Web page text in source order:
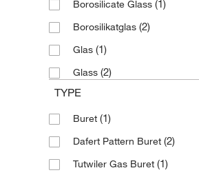
Borosilicate Glass (1)
Borosilikatglas (2)
Glas (1)
Glass (2)
TYPE
Buret (1)
Dafert Pattern Buret (2)
Tutwiler Gas Buret (1)